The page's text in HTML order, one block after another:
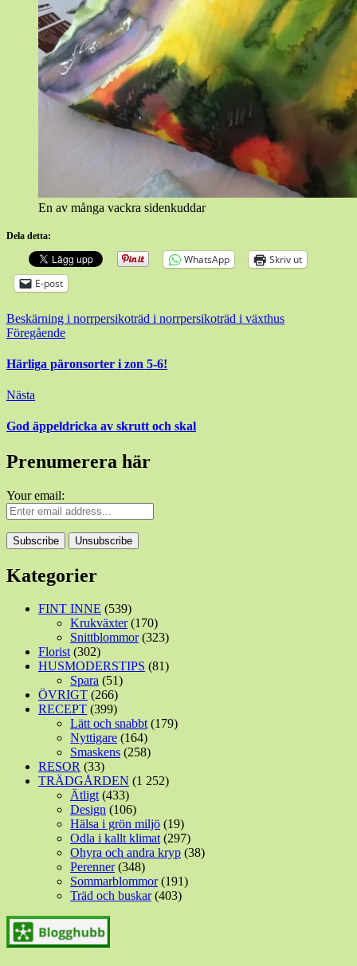
En av många vackra sidenkuddar
Dela detta:
WhatsApp
Skriv ut
E-post
Beskärning i norrpersikoträd i norrpersikoträd i växthus
Inläggsnavigering
Föregående
Härliga päronsorter i zon 5-6!
Nästa
God äppeldricka av skrutt och skal
Prenumerera här
Your email:
Kategorier
FINT INNE (539)
Krukväxter(170)
Snittblommor(323)
Florist(302)
HUSMODERSTIPS (81)
Spara (51)
ÖVRIGT (266)
RECEPT (399)
Lätt och snabbt(179)
Nyttigare (164)
Smaskens (258)
RESOR (33)
TRÄDGÅRDEN (1 252)
Ätligt(433)
Design (106)
Hälsa i grön miljö (19)
Odla i kallt klimat(297)
Ohyra och andra kryp (38)
Perenner(348)
Sommarblommor(191)
Träd och buskar(403)